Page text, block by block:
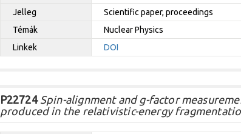
Jelleg
Scientific paper, proceedings
Témák
Nuclear Physics
Linkek
DOI
P22724Spin-alignment and g-factor
produced in the relativistic-energy